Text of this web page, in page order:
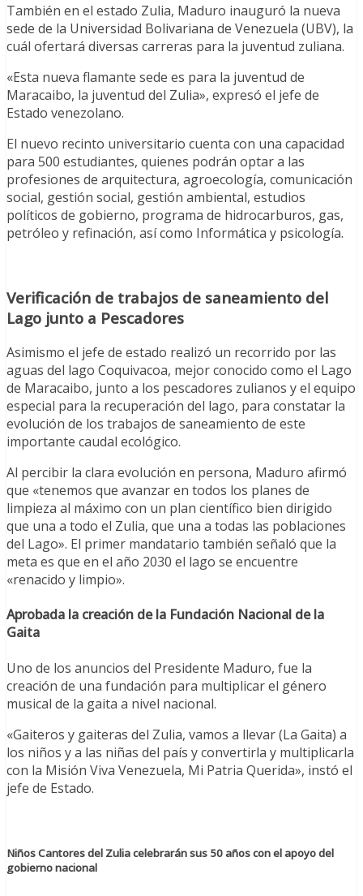
También en el estado Zulia, Maduro inauguró la nueva
sede de la Universidad Bolivariana de Venezuela (UBV), la
cuál ofertará diversas carreras para la juventud zuliana.
«Esta nueva flamante sede es para la juventud de
Maracaibo, la juventud del Zulia», expresó el jefe de
Estado venezolano.
El nuevo recinto universitario cuenta con una capacidad
para 500 estudiantes, quienes podrán optar a las
profesiones de arquitectura, agroecología, comunicación
social, gestión social, gestión ambiental, estudios
políticos de gobierno, programa de hidrocarburos, gas,
petróleo y refinación, así como Informática y psicología.
Verificación de trabajos de saneamiento del
Lago junto a Pescadores
Asimismo el jefe de estado realizó un recorrido por las
aguas del lago Coquivacoa, mejor conocido como el Lago
de Maracaibo, junto a los pescadores zulianos y el equipo
especial para la recuperación del lago, para constatar la
evolución de los trabajos de saneamiento de este
importante caudal ecológico.
Al percibir la clara evolución en persona, Maduro afirmó
que «tenemos que avanzar en todos los planes de
limpieza al máximo con un plan científico bien dirigido
que una a todo el Zulia, que una a todas las poblaciones
del Lago». El primer mandatario también señaló que la
meta es que en el año 2030 el lago se encuentre
«renacido y limpio».
Aprobada la creación de la Fundación Nacional de la
Gaita
Uno de los anuncios del Presidente Maduro, fue la
creación de una fundación para multiplicar el género
musical de la gaita a nivel nacional.
«Gaiteros y gaiteras del Zulia, vamos a llevar (La Gaita) a
los niños y a las niñas del país y convertirla y multiplicarla
con la Misión Viva Venezuela, Mi Patria Querida», instó el
jefe de Estado.
Niños Cantores del Zulia celebrarán sus 50 años con el apoyo del
gobierno nacional